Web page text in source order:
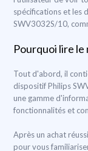
spécifications et les
SWV3032S/10,
Pourquoi lire le
Tout d'abord, il
dispositif Philips
une gamme
fonctionnalités et
Après un achat
pour vous